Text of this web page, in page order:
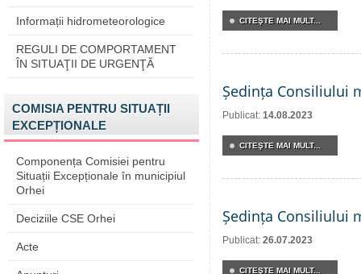
Informații hidrometeorologice
REGULI DE COMPORTAMENT
ÎN SITUAŢII DE URGENŢĂ
COMISIA PENTRU SITUAȚII
EXCEPȚIONALE
Componența Comisiei pentru
Situații Excepționale în municipiul
Orhei
Deciziile CSE Orhei
Acte
CITEŞTE MAI MULT...
Ședința Consiliului
Publicat: 14.08.2023
CITEŞTE MAI MULT...
Ședința Consiliului
Publicat: 26.07.2023
CITEŞTE MAI MULT...